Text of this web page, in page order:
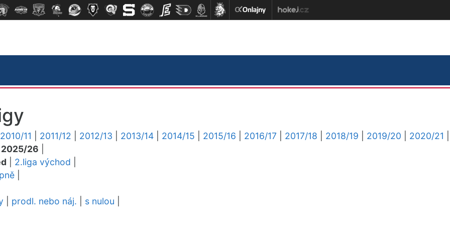
2010/11 2011/12 2012/13 2013/14 2014/15 2015/16 2016/17 2017/18 2018/19 2019/20 2020/21
2025/26
2.liga východ
prodl. nebo náj. s nulou